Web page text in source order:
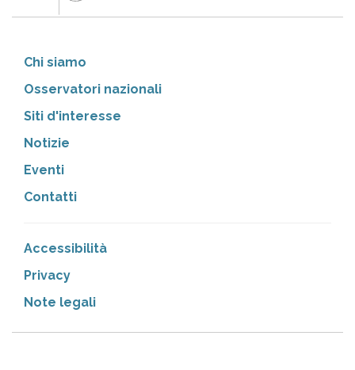
Chi siamo
Osservatori nazionali
Siti d'interesse
Notizie
Eventi
Contatti
Accessibilità
Privacy
Note legali